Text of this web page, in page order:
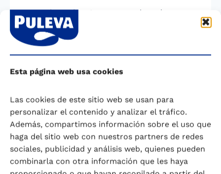
Esta página web usa cookies
Las cookies de este sitio web se usan para
personalizar el contenido y analizar el tráfico.
Además, compartimos información sobre el uso que
haga del sitio web con nuestros partners de redes
sociales, publicidad y análisis web, quienes pueden
combinarla con otra información que les haya
Aunque losguisantes
se asemejan a las
verduras, en realidad son legumbres y una de
las pocas que pueden disfrutarse crudas.
Mientras que los
congeladas, en conserva o secas
Guisantes Frescos
Para aprovechar al máximo sutextura, sabor y
vitaminas, lo ideal es consumir los guisantes
frescos justo después de su recolección. A
medida que la vaina se seca, los azúcares